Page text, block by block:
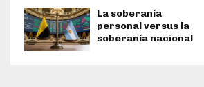
La soberanía
personal versus la
soberanía nacional